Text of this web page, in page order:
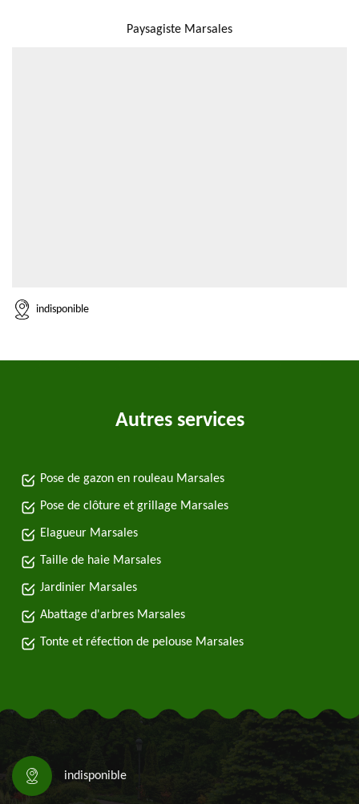
Paysagiste Marsales
indisponible
Autres services
Pose de gazon en rouleau Marsales
Pose de clôture et grillage Marsales
Elagueur Marsales
Taille de haie Marsales
Jardinier Marsales
Abattage d'arbres Marsales
Tonte et réfection de pelouse Marsales
indisponible